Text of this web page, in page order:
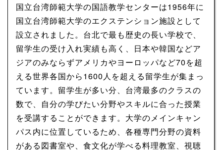
国立台湾師範大学の国語教学センターは1956年に
国立台湾師範大学のエクステンション施設として
設立されました。台北で最も歴史の長い学校で、
留学生の受け入れ実績も高く、日本や韓国などア
ジアのみならずアメリカやヨーロッパなど70を超
える世界各国から1600人を超える留学生が集まっ
ています。留学生が多い分、台湾最多のクラスの
数で、自分の学びたい分野やスキルに合った授業
を受講することができます。大学のメインキャン
パス内に位置しているため、各種専門分野の資料
がある図書室や、食文化が学べる料理教室、視聴